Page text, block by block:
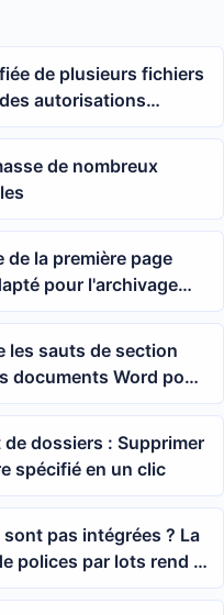
de plusieurs fichiers
autorisations
de nombreux
la première page
pour l'archivage
de cours
les sauts de section
documents Word pour
en continu
dossiers : Supprimer
spécifié en un clic
pas intégrées ? La
polices par lots rend la
stable